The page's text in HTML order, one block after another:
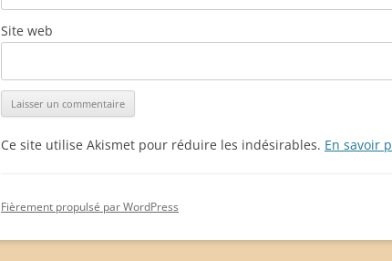
Site web
Ce site utilise Akismet pour réduire les indésirables. En savoir
Fièrement propulsé par WordPress